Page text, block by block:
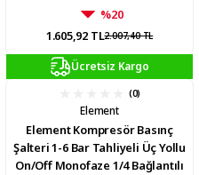
%20
1.605,92 TL2.007,40 TL
Ücretsiz Kargo
(0)
Element
Element Kompresör Basınç
Şalteri 1-6 Bar Tahliyeli Üç Yollu
On/Off Monofaze 1/4 Bağlantılı